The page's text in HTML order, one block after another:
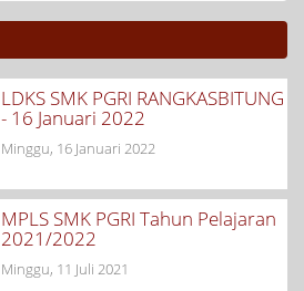
LDKS SMK PGRI RANGKASBITUNG
- 16 Januari 2022
Minggu, 16 Januari 2022
MPLS SMK PGRI Tahun Pelajaran
2021/2022
Minggu, 11 Juli 2021